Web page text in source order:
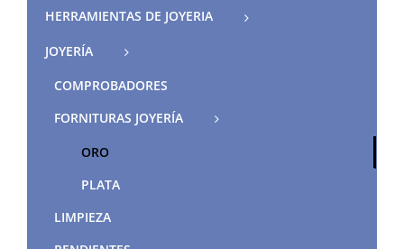
HERRAMIENTAS DE JOYERIA
JOYERÍA
COMPROBADORES
FORNITURAS JOYERÍA
ORO
PLATA
LIMPIEZA